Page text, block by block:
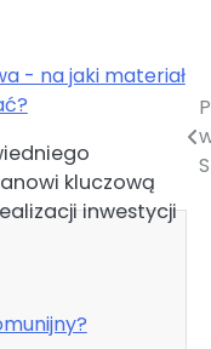
- na jaki materiał
kluczową
inwestycji